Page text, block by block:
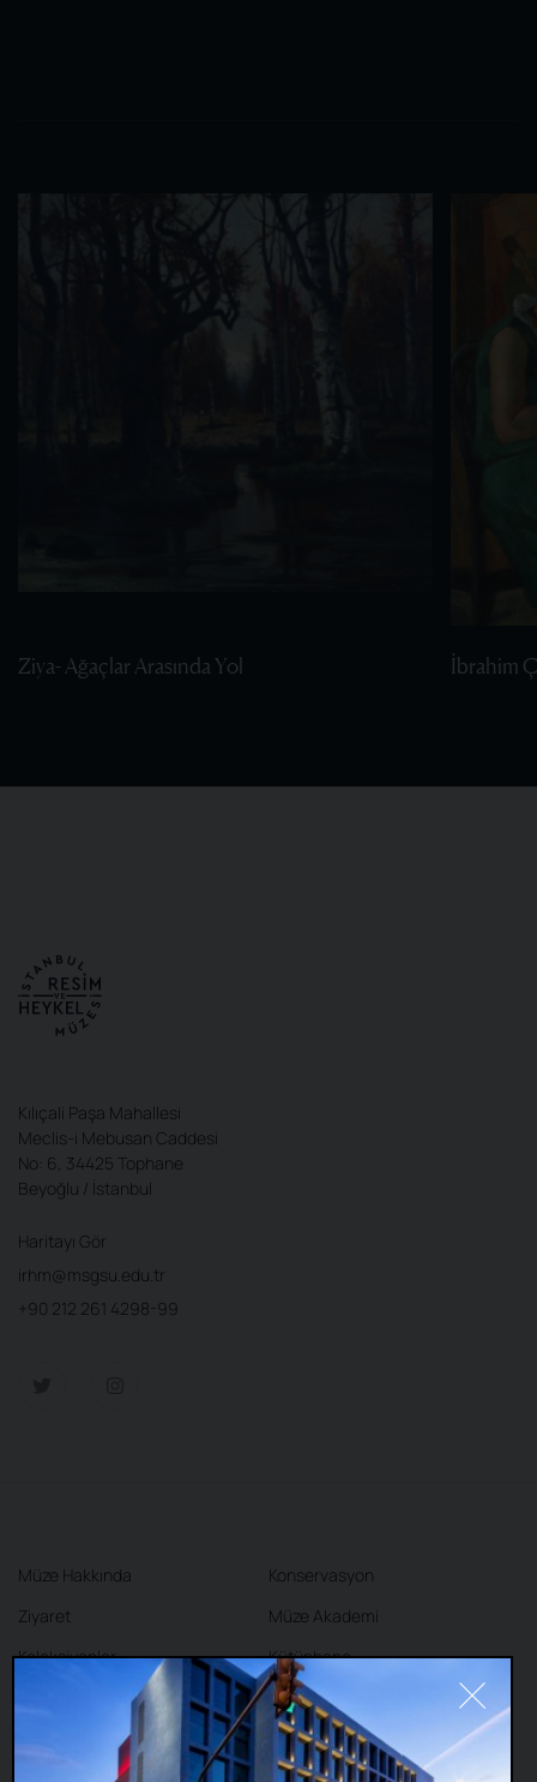
Ziya- Ağaçlar Arasında Yol İbrahim
Kılıçali Paşa Mahallesi
Meclis-i Mebusan Caddesi
No: 6, 34425 Tophane
Beyoğlu / İstanbul
Haritayı Gör
irhm@msgsu.edu.tr
+90 212 261 4298-99
Müze Hakkında
Ziyaret
Koleksiyonlar
Konservasyon
Müze Akademi
Kütüphane